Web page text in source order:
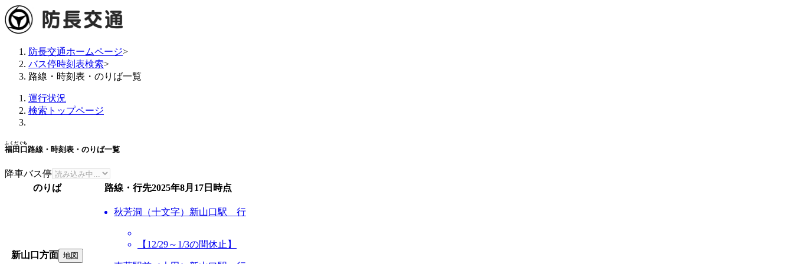
防長交通ホームページ>
バス停時刻表検索>
路線・時刻表・のりば一覧
運行状況
検索トップページ
福田口
ふくだぐち
路線・時刻表・のりば一覧
降車バス停
のりば
路線・行先2025年8月17日 時点
新山口方面 地図
秋芳洞（十文字）新山口駅 行
【12/29～1/3の間休止】